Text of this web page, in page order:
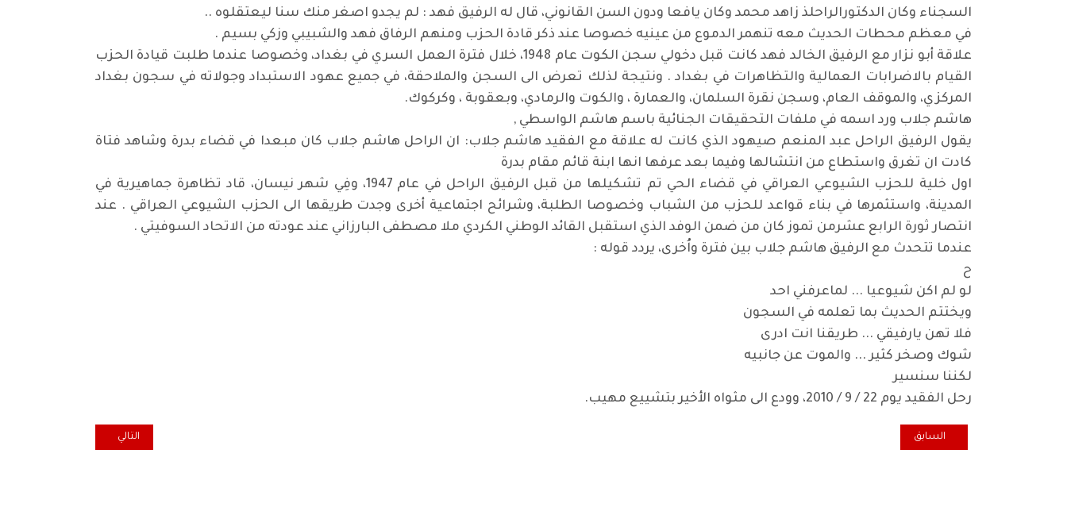
السجناء وكان الدكتورالراحلذ زاهد محمد وكان يافعا ودون السن القانوني، قال له الرفيق فهد : لم يجدو اصغر منك سنا ليعتقلوه ..
في معظم محطات الحديث معه تنهمر الدموع من عينيه خصوصا عند ذكر قادة الحزب ومنهم الرفاق فهد والشبيبي وزكي بسيم .
علاقة أبو نزار مع الرفيق الخالد فهد كانت قبل دخولي سجن الكوت عام 1948، خلال فترة العمل السري في بغداد، وخصوصا عندما طلبت قيادة الحزب
القيام بالاضرابات العمالية والتظاهرات في بغداد . ونتيجة لذلك تعرض الى السجن والملاحقة، في جميع عهود الاستبداد وجولاته في سجون بغداد
المركزي، والموقف العام، وسجن نقرة السلمان، والعمارة ، والكوت والرمادي، وبعقوبة ، وكركوك.
هاشم جلاب ورد اسمه في ملفات التحقيقات الجنائية باسم هاشم الواسطي ,
يقول الرفيق الراحل عبد المنعم صيهود الذي كانت له علاقة مع الفقيد هاشم جلاب: ان الراحل هاشم جلاب كان مبعدا في قضاء بدرة وشاهد فتاة
كادت ان تغرق واستطاع من انتشالها وفيما بعد عرفها انها ابنة قائم مقام بدرة
اول خلية للحزب الشيوعي العراقي في قضاء الحي تم تشكيلها من قبل الرفيق الراحل في عام 1947، وفِي شهر نيسان، قاد تظاهرة جماهيرية في
المدينة، واستثمرها في بناء قواعد للحزب من الشباب وخصوصا الطلبة، وشرائح اجتماعية أخرى وجدت طريقها الى الحزب الشيوعي العراقي . عند
انتصار ثورة الرابع عشرمن تموز كان من ضمن الوفد الذي استقبل القائد الوطني الكردي ملا مصطفى البارزاني عند عودته من الاتحاد السوفيتي .
عندما تتحدث مع الرفيق هاشم جلاب بين فترة واُخرى، يردد قوله :
ح
لو لم اكن شيوعيا ... لماعرفني احد
ويختتم الحديث بما تعلمه في السجون
فلا تهن يارفيقي ... طريقنا انت ادرى
شوك وصخر كثير ... والموت عن جانبيه
لكننا سنسير
رحل الفقيد يوم 22 / 9 / 2010، وودع الى مثواه الأخير بتشييع مهيب.
المقال السابق: ناشطون ومنتفضون: صامدون في الساحات .. متمسكون بالمطالب
السابق المقال التالي: الموضوع الغائب
التالي